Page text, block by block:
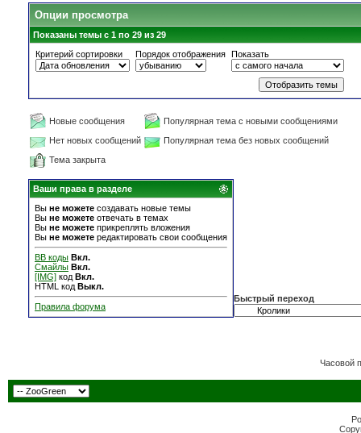
Опции просмотра
Показаны темы с 1 по 29 из 29
Критерий сортировки
Порядок отображения Показать
Новые сообщения
Популярная тема с новыми сообщениями
Нет новых сообщений
Популярная тема без новых сообщений
Тема закрыта
Ваши права в разделе
Вы не можете создавать новые темы
Вы не можете отвечать в темах
Вы не можете прикреплять вложения
Вы не можете редактировать свои сообщения
BB коды Вкл.
Смайлы Вкл.
[IMG] код Вкл.
HTML код Выкл.
Правила форума
Быстрый переход
Часовой